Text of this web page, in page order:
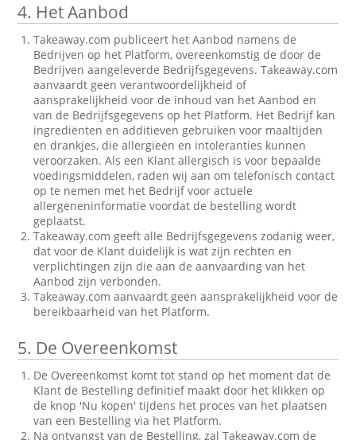
4. Het Aanbod
Takeaway.com publiceert het Aanbod namens de
Bedrijven op het Platform, overeenkomstig de door de
Bedrijven aangeleverde Bedrijfsgegevens. Takeaway.com
aanvaardt geen verantwoordelijkheid of
aansprakelijkheid voor de inhoud van het Aanbod en
van de Bedrijfsgegevens op het Platform. Het Bedrijf kan
ingrediënten en additieven gebruiken voor maaltijden
en drankjes, die allergieën en intoleranties kunnen
veroorzaken. Als een Klant allergisch is voor bepaalde
voedingsmiddelen, raden wij aan om telefonisch contact
op te nemen met het Bedrijf voor actuele
allergeneninformatie voordat de bestelling wordt
geplaatst.
Takeaway.com geeft alle Bedrijfsgegevens zodanig weer,
dat voor de Klant duidelijk is wat zijn rechten en
verplichtingen zijn die aan de aanvaarding van het
Aanbod zijn verbonden.
Takeaway.com aanvaardt geen aansprakelijkheid voor de
bereikbaarheid van het Platform.
5. De Overeenkomst
De Overeenkomst komt tot stand op het moment dat de
Klant de Bestelling definitief maakt door het klikken op
de knop 'Nu kopen' tijdens het proces van het plaatsen
van een Bestelling via het Platform.
Na ontvangst van de Bestelling, zal Takeaway.com de